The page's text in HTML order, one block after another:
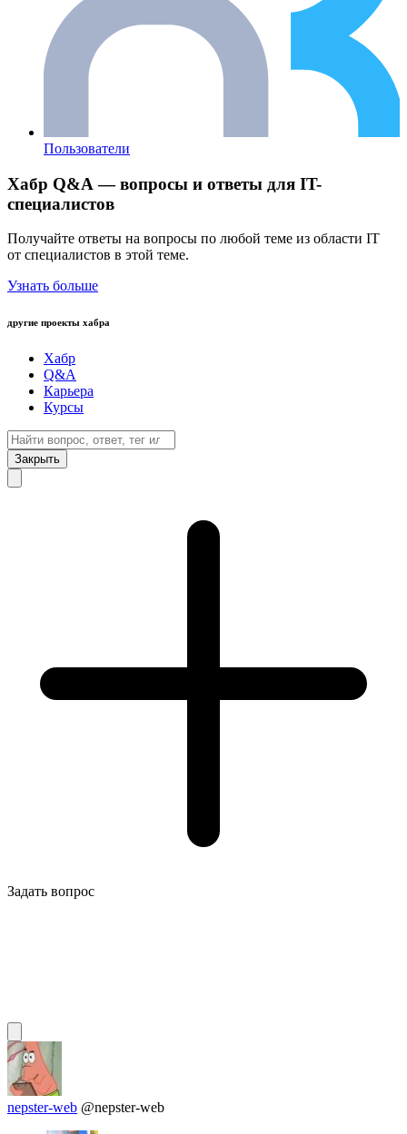
Пользователи
Хабр Q&A — вопросы и ответы для IT-
специалистов
Получайте ответы на вопросы по любой теме из области IT
от специалистов в этой теме.
Узнать больше
другие проекты хабра
Хабр
Q&A
Карьера
Курсы
Закрыть
Задать вопрос
nepster-web @nepster-web